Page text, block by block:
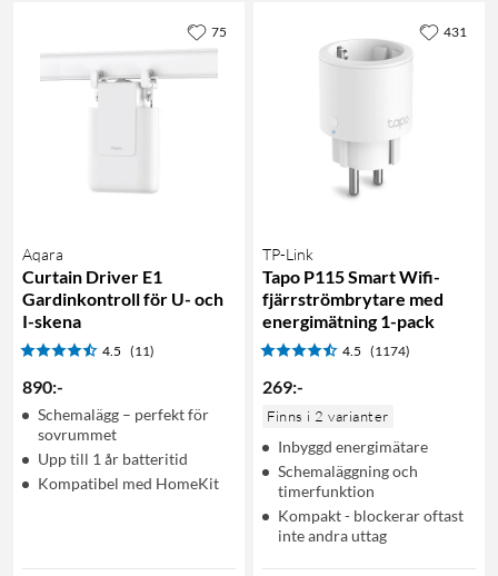
Aqara
Curtain Driver E1
Gardinkontroll för U- och
I-skena
4.5 (11)
890:-
Schemalägg – perfekt för
sovrummet
Upp till 1 år batteritid
Kompatibel med HomeKit
75
TP-Link
Tapo P115 Smart Wifi-
fjärrströmbrytare med
energimätning 1-pack
4.5 (1174)
269:-
Finns i 2 varianter
Inbyggd energimätare
Schemaläggning och
timerfunktion
Kompakt - blockerar oftast
inte andra uttag
431